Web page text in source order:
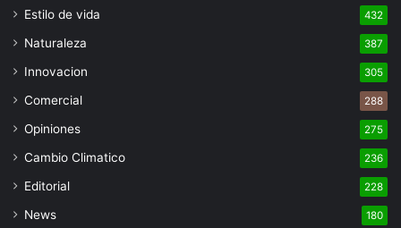
Estilo de vida 432
Naturaleza 387
Innovacion 305
Comercial 288
Opiniones 275
Cambio Climatico 236
Editorial 228
News 180